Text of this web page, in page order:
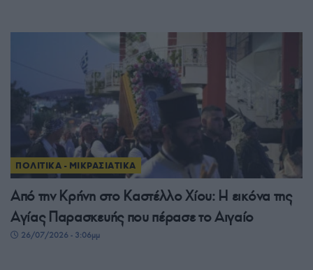
ΠΟΛΙΤΙΚΑ - ΜΙΚΡΑΣΙΑΤΙΚΑ
Από την Κρήνη στο Καστέλλο Χίου: Η εικόνα της
Αγίας Παρασκευής που πέρασε το Αιγαίο
26/07/2026 - 3:06μμ